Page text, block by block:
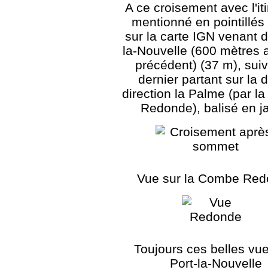
A ce croisement avec
mentionné en pointillés
sur la carte IGN venant
la-Nouvelle (600 mètres
précédent) (37 m),
dernier partant sur la
direction la Palme (par la
Redonde), balisé en
Vue sur la Combe
Toujours ces belles
Port-la-Nouvelle